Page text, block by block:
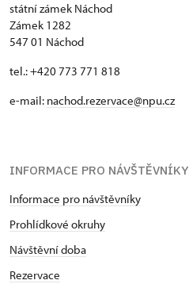
státní zámek Náchod
Zámek 1282
547 01 Náchod
tel.: +420 773 771 818
e-mail: nachod.rezervace@npu.cz
INFORMACE PRO NÁVŠTĚVNÍKY
Informace pro návštěvníky
Prohlídkové okruhy
Návštěvní doba
Rezervace